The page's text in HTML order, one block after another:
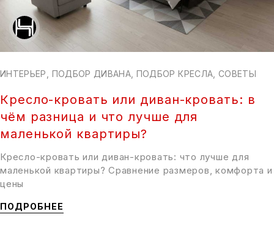
ИНТЕРЬЕР ПОДБОР ДИВАНА ПОДБОР КРЕСЛА СОВЕТЫ
Кресло-кровать или диван-кровать: в
чём разница и что лучше для
маленькой квартиры?
Кресло-кровать или диван-кровать: что лучше для
маленькой квартиры? Сравнение размеров, комфорта и
цены
ПОДРОБНЕЕ